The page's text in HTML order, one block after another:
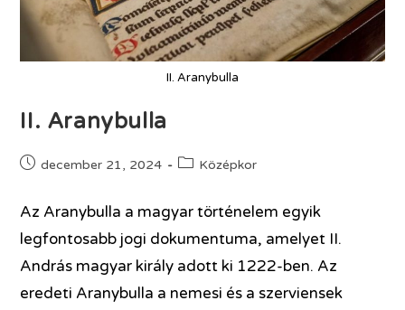
II. Aranybulla
II. Aranybulla
december 21, 2024 Középkor
Az Aranybulla a magyar történelem egyik
legfontosabb jogi dokumentuma, amelyet II.
András magyar király adott ki 1222-ben. Az
eredeti Aranybulla a nemesi és a szerviensek